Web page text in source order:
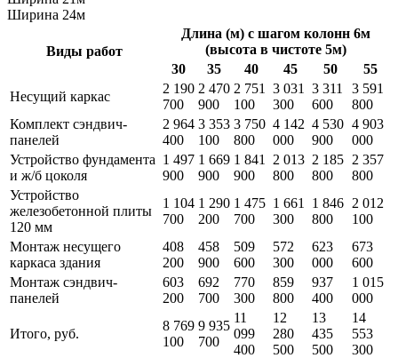
Ширина 24м
Виды работ
Длина (м) с шагом колонн 6м
(высота в чистоте 5м)
30
35 40 45 50
55
Несущий каркас
2 190
700
2 470
900
2 751
100
3 031
300
3 311
600
3 591
800
Комплект сэндвич-
панелей
2 964
400
3 353
100
3 750
800
4 142
000
4 530
900
4 903
000
Устройство фундамента
и ж/б цоколя
1 497
900
1 669
900
1 841
900
2 013
800
2 185
800
2 357
800
Устройство
железобетонной плиты
120 мм
1 104
700
1 290
200
1 475
700
1 661
300
1 846
800
2 012
100
Монтаж несущего
каркаса здания
408
200
458
900
509
600
572
300
623
000
673
600
Монтаж сэндвич-
панелей
603
200
692
700
770
300
859
800
937
400
1 015
000
Итого, руб.
8 769
100
9 935
700
11
099
400
12
280
500
13
435
500
14
553
300